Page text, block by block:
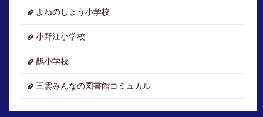
よねのしょう小学校
小野江小学校
鵲小学校
三雲みんなの図書館コミュカル